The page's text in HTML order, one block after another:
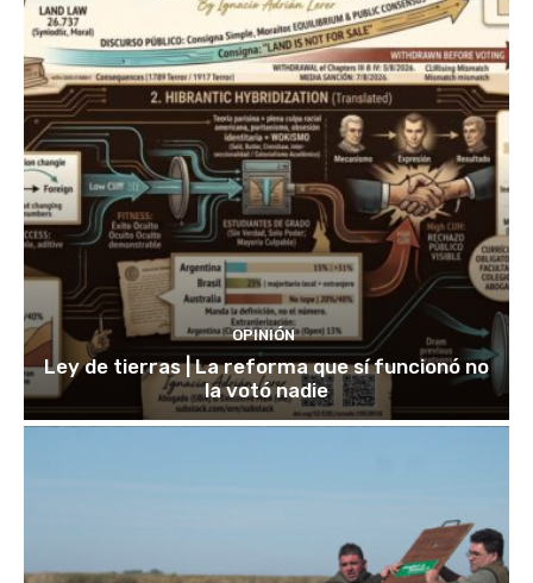
OPINIÓN
Ley de tierras | La reforma que sí funcionó no
la votó nadie